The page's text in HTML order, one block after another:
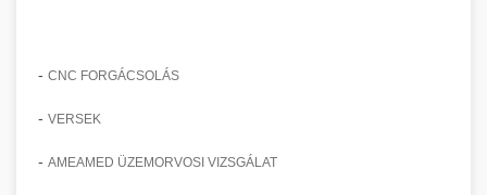
- CNC FORGÁCSOLÁS
- VERSEK
- AMEAMED ÜZEMORVOSI VIZSGÁLAT